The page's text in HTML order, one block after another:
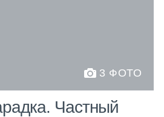
3 ФОТО
Частный